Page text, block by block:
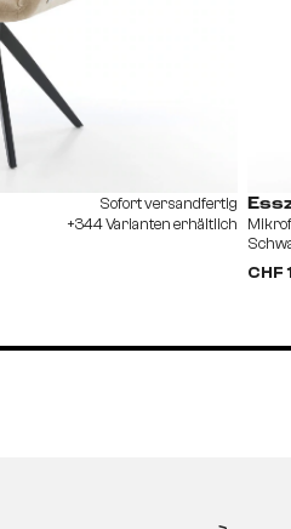
Sofort versandfertig
+344 Varianten erhältlich
CHF